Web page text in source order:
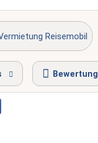
Reisemobil
erreichbar Bewertung